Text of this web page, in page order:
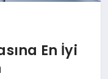
En İyi